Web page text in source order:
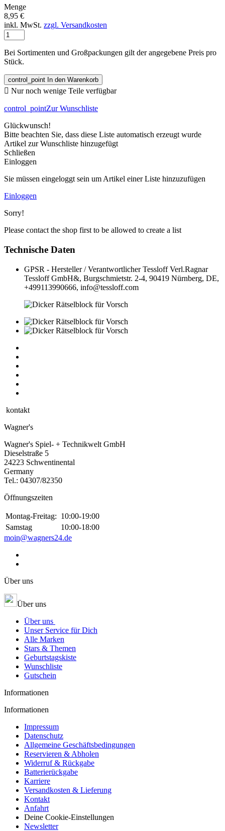
Menge
8,95 €
inkl. MwSt. zzgl. Versandkosten
Bei Sortimenten und Großpackungen gilt der angegebene Preis pro
Stück.
control_point In den Warenkorb
 Nur noch wenige Teile verfügbar
control_pointZur Wunschliste
Glückwunsch!
Bitte beachten Sie, dass diese Liste automatisch erzeugt wurde
Artikel zur Wunschliste hinzugefügt
Schließen
Einloggen
Sie müssen eingeloggt sein um Artikel einer Liste hinzuzufügen
Einloggen
Sorry!
Please contact the shop first to be allowed to create a list
Technische Daten
GPSR - Hersteller / Verantwortlicher Tessloff Verl.Ragnar
Tessloff GmbH&, Burgschmietstr. 2-4, 90419 Nürnberg, DE,
+499113990666, info@tessloff.com
kontakt
Wagner's
Wagner's Spiel- + Technikwelt GmbH
Dieselstraße 5
24223 Schwentinental
Germany
Tel.: 04307/82350
Öffnungszeiten
Montag-Freitag: 10:00-19:00
Samstag
10:00-18:00
moin@wagners24.de
Über uns
Über uns
Über uns
Unser Service für Dich
Alle Marken
Stars & Themen
Geburtstagskiste
Wunschliste
Gutschein
Informationen
Informationen
Impressum
Datenschutz
Allgemeine Geschäftsbedingungen
Reservieren & Abholen
Widerruf & Rückgabe
Batterierückgabe
Karriere
Versandkosten & Lieferung
Kontakt
Anfahrt
Deine Cookie-Einstellungen
Newsletter